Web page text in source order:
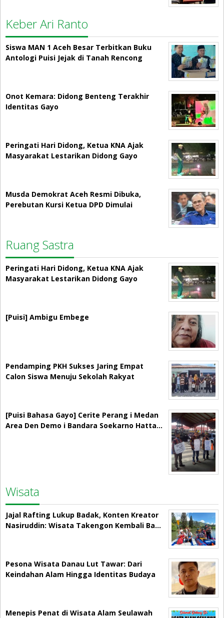
Keber Ari Ranto
Siswa MAN 1 Aceh Besar Terbitkan Buku
Antologi Puisi Jejak di Tanah Rencong
Onot Kemara: Didong Benteng Terakhir
Identitas Gayo
Peringati Hari Didong, Ketua KNA Ajak
Masyarakat Lestarikan Didong Gayo
Musda Demokrat Aceh Resmi Dibuka,
Perebutan Kursi Ketua DPD Dimulai
Ruang Sastra
Peringati Hari Didong, Ketua KNA Ajak
Masyarakat Lestarikan Didong Gayo
[Puisi] Ambigu Embege
Pendamping PKH Sukses Jaring Empat
Calon Siswa Menuju Sekolah Rakyat
[Puisi Bahasa Gayo] Cerite Perang i Medan
Area Den Demo i Bandara Soekarno Hatta…
Wisata
Jajal Rafting Lukup Badak, Konten Kreator
Nasiruddin: Wisata Takengon Kembali Ba…
Pesona Wisata Danau Lut Tawar: Dari
Keindahan Alam Hingga Identitas Budaya
Menepis Penat di Wisata Alam Seulawah